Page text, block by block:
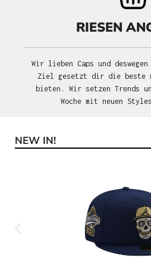
RIESEN
Wir lieben Caps und
Ziel gesetzt dir die beste
bieten. Wir setzen Trends
Woche mit neuen
Produktgalerie überspringen
NEW IN!